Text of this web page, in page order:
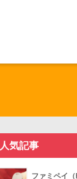
人気記事
ファミペイ